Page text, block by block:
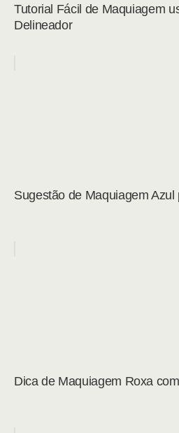
Tutorial Fácil de Maquiagem
Delineador
Sugestão de Maquiagem Azul
Dica de Maquiagem Roxa